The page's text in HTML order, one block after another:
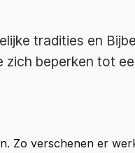
tradities en
beperken tot
verschenen er